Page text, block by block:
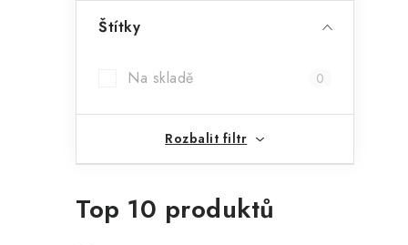
Štítky
Na skladě 0
Rozbalit filtr
Top 10 produktů